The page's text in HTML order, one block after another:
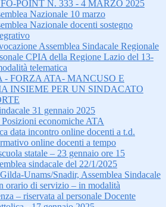
POINT N. 333 - 4 MARZO 2025
Nazionale 10 marzo
Nazionale docenti sostegno
Assemblea Sindacale Regionale
CPIA della Regione Lazio del 13-
telematica
- FORZA ATA- MANCUSO E
INSIEME PER UN SINDACATO
31 gennaio 2025
economiche ATA
data incontro online docenti a t.d.
online docenti a tempo
statale – 23 gennaio ore 15
sindacale del 22/1/2025
Unams/Snadir, Assemblea Sindacale
orario di servizio – in modalità
– riservata al personale Docente